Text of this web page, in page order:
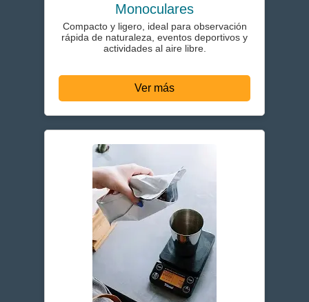
Monoculares
Compacto y ligero, ideal para observación
rápida de naturaleza, eventos deportivos y
actividades al aire libre.
Ver más